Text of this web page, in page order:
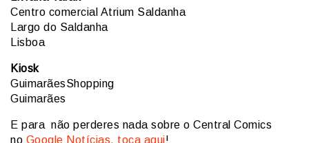
Centro comercial Atrium Saldanha
Largo do Saldanha
Lisboa
Kiosk
GuimarãesShopping
Guimarães
E para não perderes nada sobre o Central Comics
no Google Notícias, toca aqui!